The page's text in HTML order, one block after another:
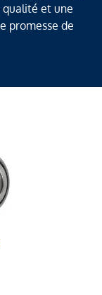
et une
promesse de